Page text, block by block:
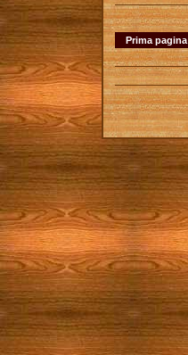
Prima pagina